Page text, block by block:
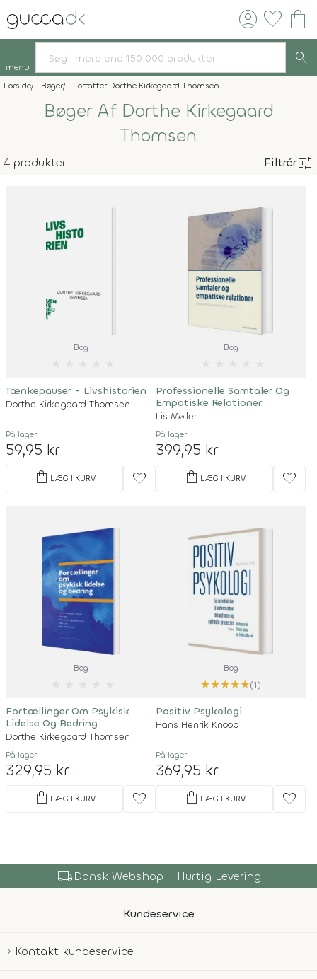
account_circle favorite shopping_bag
menu search
Forside Bøger Forfatter Dorthe Kirkegaard Thomsen
Bøger Af Dorthe Kirkegaard
Thomsen
4 produkter Filtrértune
Bog
Tænkepauser - Livshistorien
Dorthe Kirkegaard Thomsen
På lager
59,95 kr
shopping_bag LÆG I KURV favorite
Bog
Professionelle Samtaler Og
Empatiske Relationer
Lis Møller
På lager
399,95 kr
shopping_bag LÆG I KURV favorite
Bog
Fortællinger Om Psykisk
Lidelse Og Bedring
Dorthe Kirkegaard Thomsen
På lager
329,95 kr
shopping_bag LÆG I KURV favorite
Bog
★★★★★(1)
Positiv Psykologi
Hans Henrik Knoop
På lager
369,95 kr
shopping_bag LÆG I KURV favorite
local_shippingDansk Webshop - Hurtig Levering
Kundeservice
Kontakt kundeservice